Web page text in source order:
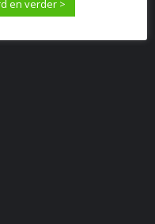
en verder >